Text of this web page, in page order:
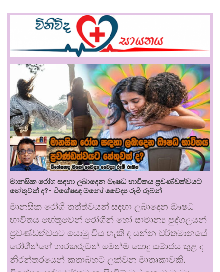
මානසික රෝග සඳහා ලබාදෙන ඖෂධ භාවිතය ප්‍රචණ්ඩත්වයට
හේතුවක් ද?- විශේෂඥ මනෝ වෛද්‍ය රූමි රූබන්
මානසික රෝගී තත්ත්වයන් සඳහා ලබාදෙන ඖෂධ
භාවිතය හේතුවෙන් රෝගීන් හෝ සාමාන්‍ය පුද්ගලයන්
ප්‍රචණ්ඩත්වයට යොමු විය හැකි ද යන්න වර්තමානයේ
රෝගීන්ගේ භාරකරුවන් මෙන්ම පොදු සමාජය තුළ ද
නිරන්තරයෙන් කතාබහට ලක්වන මාතෘකාවකි.